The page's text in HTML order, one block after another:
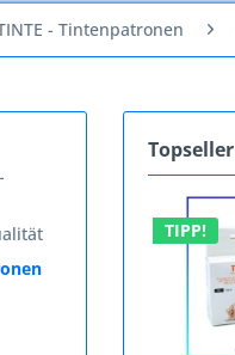
- Tintenpatronen
Topseller
TIPP!